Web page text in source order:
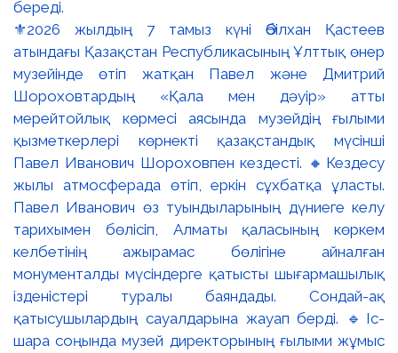
⚜️2026 жылдың 7 тамыз күні Әбілхан Қастеев
атындағы Қазақстан Республикасының Ұлттық өнер
музейінде өтіп жатқан Павел және Дмитрий
Шороховтардың «Қала мен дәуір» атты
мерейтойлық көрмесі аясында музейдің ғылыми
қызметкерлері көрнекті қазақстандық мүсінші
Павел Иванович Шороховпен кездесті. 🔸Кездесу
жылы атмосферада өтіп, еркін сұхбатқа ұласты.
Павел Иванович өз туындыларының дүниеге келу
тарихымен бөлісіп, Алматы қаласының көркем
келбетінің ажырамас бөлігіне айналған
монументалды мүсіндерге қатысты шығармашылық
ізденістері туралы баяндады. Сондай-ақ
қатысушылардың сауалдарына жауап берді. 🔹Іс-
шара соңында музей директорының ғылыми жұмыс